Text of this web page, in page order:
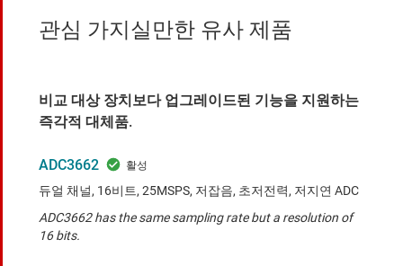
관심 가지실만한 유사 제품
비교 대상 장치보다 업그레이드된 기능을 지원하는
즉각적 대체품.
ADC3662
듀얼 채널, 16비트, 25MSPS, 저잡음, 초저전력, 저지연 ADC
ADC3662 has the same sampling rate but a resolution of
16 bits.